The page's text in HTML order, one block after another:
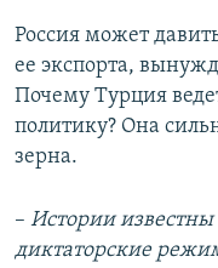
Россия может
ее экспорта,
Почему Турция
политику? Она
зерна.
– Истории известны
диктаторские